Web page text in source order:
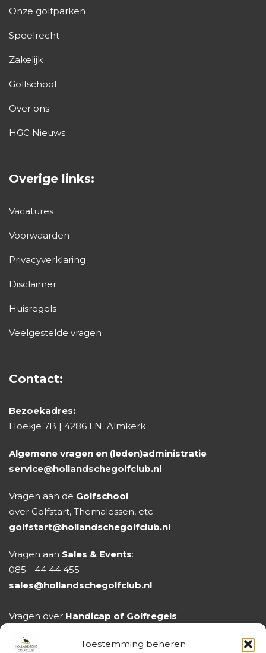
Toestemming beheren
Onze golfparken
Speelrecht
Zakelijk
Golfschool
Over ons
HGC Nieuws
Overige links:
Vacatures
Voorwaarden
Privacyverklaring
Disclaimer
Huisregels
Veelgestelde vragen
Contact:
Bezoekadres:
Hoekje 7B | 4286 LN Almkerk
Algemene vragen en (leden)administratie
service@hollandschegolfclub.nl
Vragen aan de Golfschool
over Golfstart, Themalessen, etc.
golfstart@hollandschegolfclub.nl
Vragen aan Sales & Events:
085 - 44 44 455
sales@hollandschegolfclub.nl
Vragen over Handicap of Golfregels: